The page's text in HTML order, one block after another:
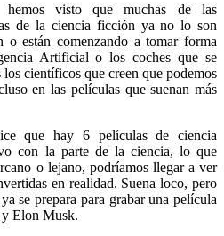
visto que muchas de las
de la ciencia ficción ya no lo son
o están comenzando a tomar forma
Artificial o los coches que se
científicos que creen que podemos
en las películas que suenan más
que hay 6 películas de ciencia
con la parte de la ciencia, lo que
o lejano, podríamos llegar a ver
en realidad. Suena loco, pero
se prepara para grabar una película
y Elon Musk.